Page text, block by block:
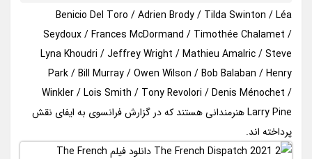
Benicio Del Toro / Adrien Brody / Tilda Swinton / Léa
Seydoux / Frances McDormand / Timothée Chalamet /
Lyna Khoudri / Jeffrey Wright / Mathieu Amalric / Steve
Park / Bill Murray / Owen Wilson / Bob Balaban / Henry
Winkler / Lois Smith / Tony Revolori / Denis Ménochet /
Larry Pine هنرمندانی هستند که در گزارش فرانسوی به ایفای نقش
پرداخته اند.